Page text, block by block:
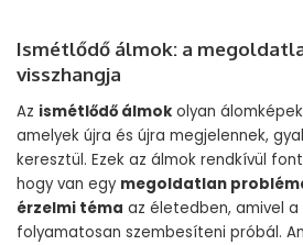
Ismétlődő álmok: a
visszhangja
Az ismétlődő álmok olyan
amelyek újra és újra megjelennek,
keresztül. Ezek az álmok rendkívül
hogy van egy megoldatlan
érzelmi téma az életedben, amivel
folyamatosan szembesíteni próbál.